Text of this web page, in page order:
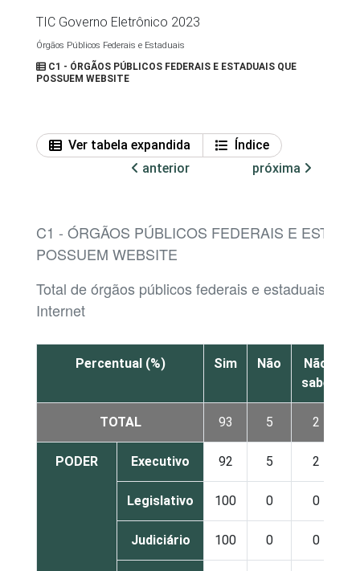
TIC Governo Eletrônico 2023
Órgãos Públicos Federais e Estaduais
C1 - ÓRGÃOS PÚBLICOS FEDERAIS E ESTADUAIS QUE
POSSUEM WEBSITE
Ver tabela expandida
Índice
anterior
próxima
C1 - ÓRGÃOS PÚBLICOS FEDERAIS E
POSSUEM WEBSITE
Total de órgãos públicos federais e estaduais
Internet
Percentual (%) Sim Não
Não
sabe
TOTAL 93 5 2
PODER Executivo 92 5 2
Legislativo 100 0 0
Judiciário 100 0 0